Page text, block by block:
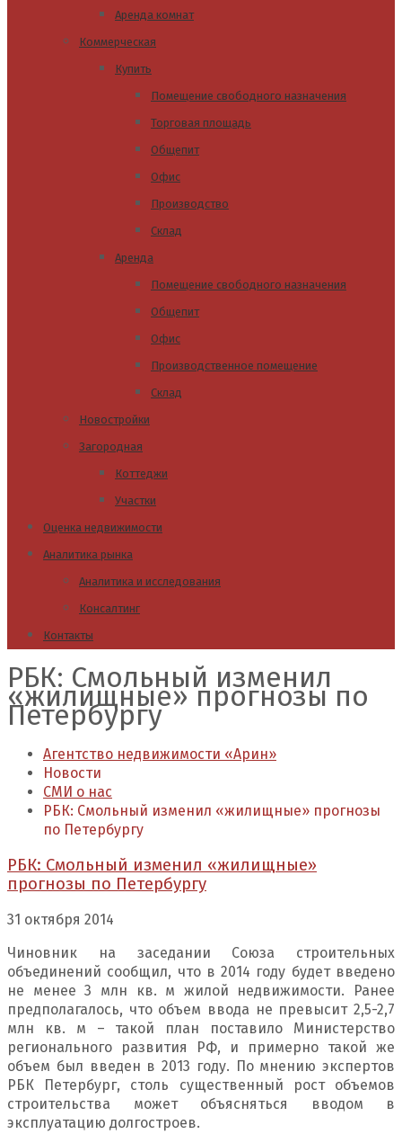
Аренда комнат
Коммерческая
Купить
Помещение свободного назначения
Торговая площадь
Общепит
Офис
Производство
Склад
Аренда
Помещение свободного назначения
Общепит
Офис
Производственное помещение
Склад
Новостройки
Загородная
Коттеджи
Участки
Оценка недвижимости
Аналитика рынка
Аналитика и исследования
Консалтинг
Контакты
РБК: Смольный изменил
«жилищные» прогнозы по
Петербургу
Агентство недвижимости «Арин»
Новости
СМИ о нас
РБК: Смольный изменил «жилищные» прогнозы
по Петербургу
РБК: Смольный изменил «жилищные»
прогнозы по Петербургу
31 октября 2014
Чиновник на заседании Союза строительных
объединений сообщил, что в 2014 году будет введено
не менее 3 млн кв. м жилой недвижимости. Ранее
предполагалось, что объем ввода не превысит 2,5-2,7
млн кв. м – такой план поставило Министерство
регионального развития РФ, и примерно такой же
объем был введен в 2013 году. По мнению экспертов
РБК Петербург, столь существенный рост объемов
строительства может объясняться вводом в
эксплуатацию долгостроев.